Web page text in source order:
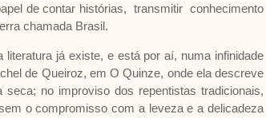
de contar histórias, transmitir conhecimento
chamada Brasil.
já existe, e está por aí, numa infinidade
de Queiroz, em O Quinze, onde ela descreve
no improviso dos repentistas tradicionais,
o compromisso com a leveza e a delicadeza